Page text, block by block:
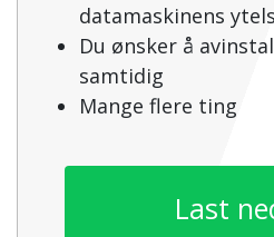
datamaskinens
Du ønsker å
samtidig
Mange flere ting
Last